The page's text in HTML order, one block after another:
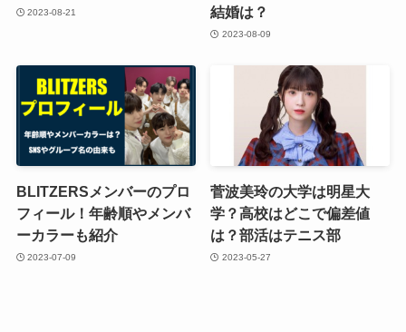
2023-08-21
結婚は？
2023-08-09
BLITZERSメンバーのプロ
フィール！年齢順やメンバ
ーカラーも紹介
2023-07-09
菅波美玲の大学は明星大
学？高校はどこで偏差値
は？部活はテニス部
2023-05-27